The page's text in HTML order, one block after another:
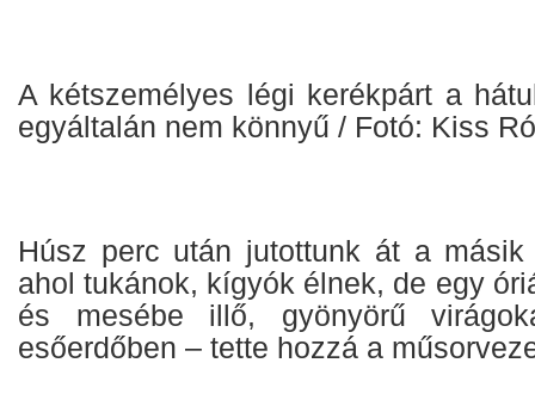
A kétszemélyes légi kerékpárt a
egyáltalán nem könnyű / Fotó: Kiss
Húsz perc után jutottunk át a másik
ahol tukánok, kígyók élnek, de egy
és mesébe illő, gyönyörű
esőerdőben – tette hozzá a